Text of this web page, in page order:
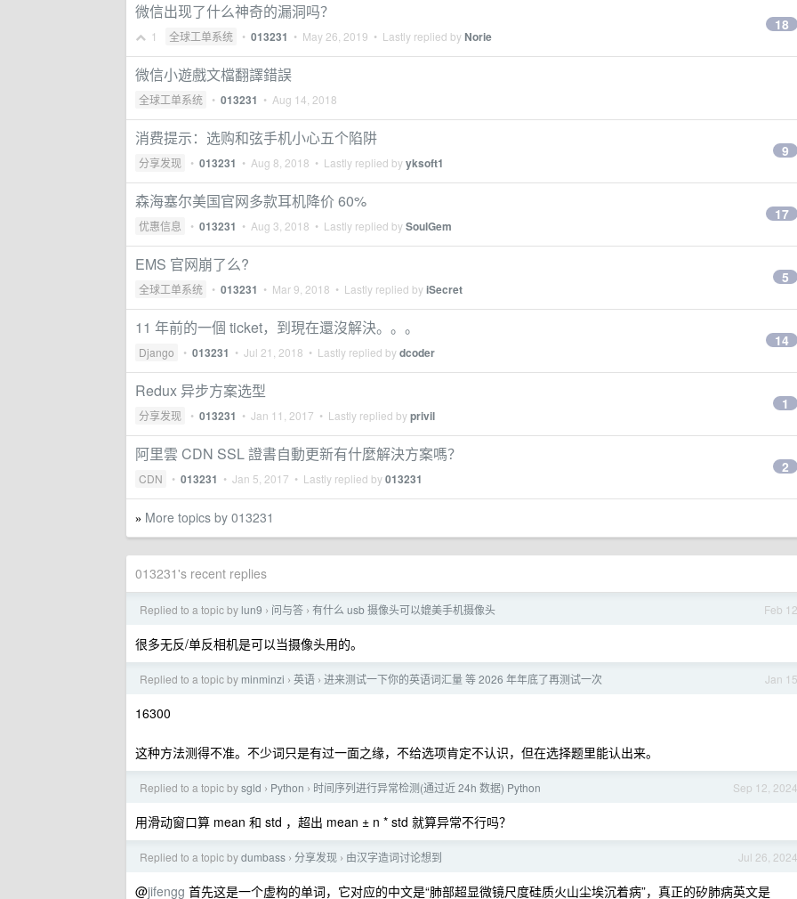
微信出现了什么神奇的漏洞吗？
1 全球工单系统 • 013231 • May 26, 2019 • Lastly replied byNorie
18
微信小遊戲文檔翻譯錯誤
全球工单系统 • 013231 • Aug 14, 2018
消费提示：选购和弦手机小心五个陷阱
分享发现 • 013231 • Aug 8, 2018 • Lastly replied byyksoft1
9
森海塞尔美国官网多款耳机降价 60%
优惠信息 • 013231 • Aug 3, 2018 • Lastly replied bySoulGem
17
EMS 官网崩了么?
全球工单系统 • 013231 • Mar 9, 2018 • Lastly replied byiSecret
5
11 年前的一個 ticket，到現在還沒解決。。。
Django • 013231 • Jul 21, 2018 • Lastly replied bydcoder
14
Redux 异步方案选型
分享发现 • 013231 • Jan 11, 2017 • Lastly replied byprivil
1
阿里雲 CDN SSL 證書自動更新有什麼解決方案嗎？
CDN • 013231 • Jan 5, 2017 • Lastly replied by013231
2
» More topics by 013231
013231's recent replies
Feb 12
Replied to a topic by lun9 › 问与答 › 有什么 usb 摄像头可以媲美手机摄像头
很多无反/单反相机是可以当摄像头用的。
Jan 15
Replied to a topic by minminzi › 英语 › 进来测试一下你的英语词汇量 等 2026 年年底了再测试一次
16300
这种方法测得不准。不少词只是有过一面之缘，不给选项肯定不认识，但在选择题里能认出来。
Sep 12, 2024
Replied to a topic bysgld › Python › 时间序列进行异常检测(通过近 24h 数据) Python
用滑动窗口算 mean 和 std ，超出 mean ± n * std 就算异常不行吗？
Jul 26, 2024
Replied to a topic bydumbass › 分享发现 › 由汉字造词讨论想到
@jifengg 首先这是一个虚构的单词，它对应的中文是“肺部超显微镜尺度硅质火山尘埃沉着病”，真正的矽肺病英文是